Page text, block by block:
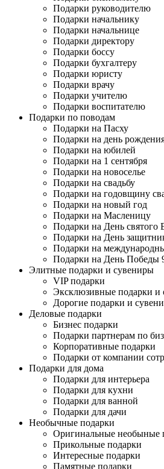
Подарки руководителю
Подарки начальнику
Подарки начальнице
Подарки директору
Подарки боссу
Подарки бухгалтеру
Подарки юристу
Подарки врачу
Подарки учителю
Подарки воспитателю
Подарки по поводам
Подарки на Пасху
Подарки на день
Подарки на юбилей
Подарки на 1 сентября
Подарки на новоселье
Подарки на свадьбу
Подарки на годовщину
Подарки на новый год
Подарки на Масленицу
Подарки на День святого
Подарки на День
Подарки на
Подарки на День Победы
Элитные подарки и сувениры
VIP подарки
Эксклюзивные подарки и
Дорогие подарки и
Деловые подарки
Бизнес подарки
Подарки партнерам по
Корпоративные подарки
Подарки от компании
Подарки для дома
Подарки для интерьера
Подарки для кухни
Подарки для ванной
Подарки для дачи
Необычные подарки
Оригинальные необыные
Прикольные подарки
Интересные подарки
Памятные подарки